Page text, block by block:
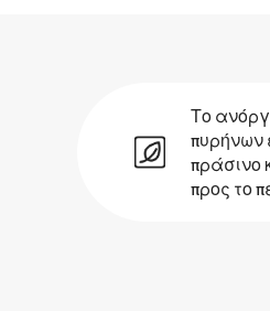
Το
πυρήνων
πράσινο
προς το